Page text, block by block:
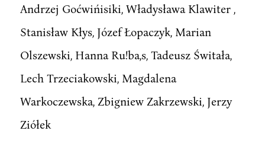
Andrzej Goćwińisiki, Władysława Klawiter ,
Stanisław Kłys, Józef Łopaczyk, Marian
Olszewski, Hanna Ru!ba,s, Tadeusz Świtała,
Lech Trzeciakowski, Magdalena
Warkoczewska, Zbigniew Zakrzewski, Jerzy
Ziółek